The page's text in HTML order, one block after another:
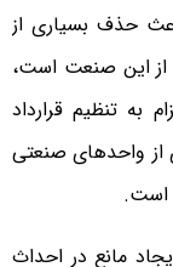
حذف بسیاری از
از این صنعت است،
به تنظیم قرارداد
از واحدهای صنعتی
است.
مانع در احداث